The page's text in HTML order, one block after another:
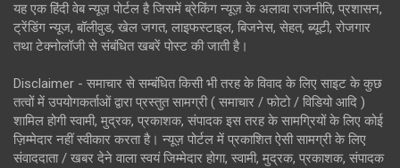
यह एक हिंदी वेब न्यूज़ पोर्टल है जिसमें ब्रेकिंग न्यूज़ के अलावा राजनीति, प्रशासन,
ट्रेंडिंग न्यूज, बॉलीवुड, खेल जगत, लाइफस्टाइल, बिजनेस, सेहत, ब्यूटी, रोजगार
तथा टेक्नोलॉजी से संबंधित खबरें पोस्ट की जाती है।
Disclaimer - समाचार से सम्बंधित किसी भी तरह के विवाद के लिए साइट के कुछ
तत्वों में उपयोगकर्ताओं द्वारा प्रस्तुत सामग्री ( समाचार / फोटो / विडियो आदि )
शामिल होगी स्वामी, मुद्रक, प्रकाशक, संपादक इस तरह के सामग्रियों के लिए कोई
ज़िम्मेदार नहीं स्वीकार करता है। न्यूज़ पोर्टल में प्रकाशित ऐसी सामग्री के लिए
संवाददाता / खबर देने वाला स्वयं जिम्मेदार होगा, स्वामी, मुद्रक, प्रकाशक, संपादक